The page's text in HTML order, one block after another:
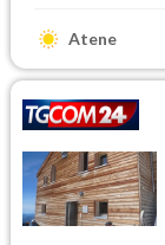
Atene